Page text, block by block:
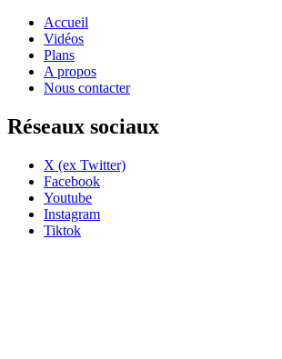
Accueil
Vidéos
Plans
A propos
Nous contacter
Réseaux sociaux
X (ex Twitter)
Facebook
Youtube
Instagram
Tiktok